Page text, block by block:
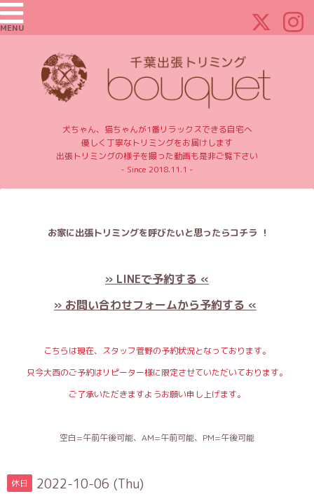
MENU
犬ちゃん、猫ちゃんが1番リラックスできる自宅へ
優しく丁寧なトリミングをお届けします
出張トリミングの様子を撮った動画も是非ご覧下さい
- Since 2018.11.1 -
お家に出張トリミングを呼びたいと思ったらコチラ ！
» LINEで予約する «
» お問い合わせフォームから予約する «
こちらは現在、スタッフ菅野の予約状況となっております。
只今大西のご予約はリピーター様に限定させていただいております。
ご了承いただきますようお願い申し上げます。
空白=午前午後可能、AM=午前可能、PM=午後可能
休日 2022-10-06 (Thu)